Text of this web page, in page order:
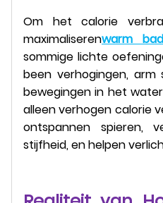
Om het calorie
maximaliserenwarm bad
sommige lichte
been verhogingen,
bewegingen in het
alleen verhogen calorie
ontspannen spieren,
stijfheid, en helpen